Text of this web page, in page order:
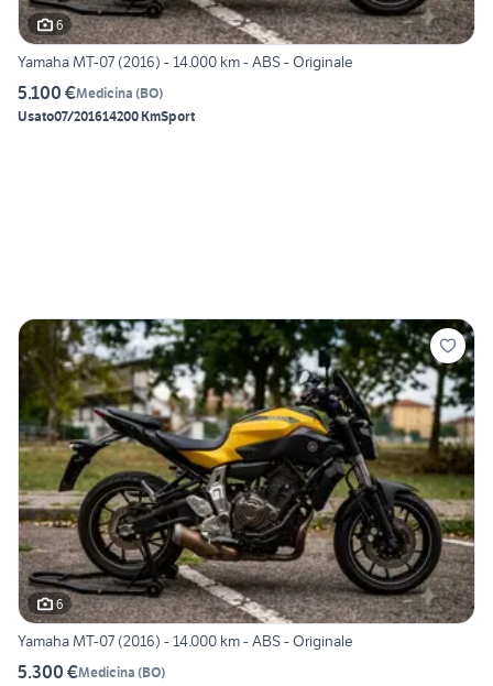
6
Yamaha MT-07 (2016) - 14.000 km - ABS - Originale
5.100 €Medicina (BO)
Usato07/201614200 KmSport
6
Yamaha MT-07 (2016) - 14.000 km - ABS - Originale
5.300 €Medicina (BO)